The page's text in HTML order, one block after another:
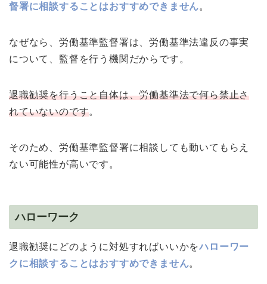
督署に相談することはおすすめできません。
なぜなら、労働基準監督署は、労働基準法違反の事実
について、監督を行う機関だからです。
退職勧奨を行うこと自体は、労働基準法で何ら禁止さ
れていないのです。
そのため、労働基準監督署に相談しても動いてもらえ
ない可能性が高いです。
ハローワーク
退職勧奨にどのように対処すればいいかをハローワー
クに相談することはおすすめできません。